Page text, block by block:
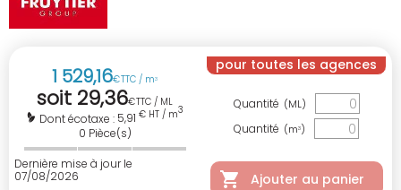
1 529,16€TTC / m3
soit 29,36€TTC / ML
Dont écotaxe : 5,91 € HT / m3
0 Pièce(s)
Dernière mise à jour le
07/08/2026
pour toutes les agences
Quantité (ML)
Quantité (m3)
Ajouter au panier